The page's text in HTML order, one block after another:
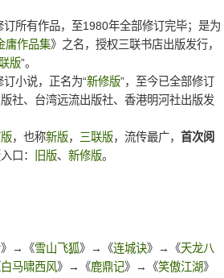
有作品，至1980年全部修订完毕；是为
庸作品集》之名，授权三联书店出版发行，
版”。
小说，正名为“新修版”，至今已全部修订
社、台湾远流出版社、香港明河社出版发
，也称新版， 三联版，流传最广， 首次阅
口： 旧版、 新修版。
》→《雪山飞狐》→《连城诀》→《天龙八
白马啸西风》→《鹿鼎记》→《笑傲江湖》